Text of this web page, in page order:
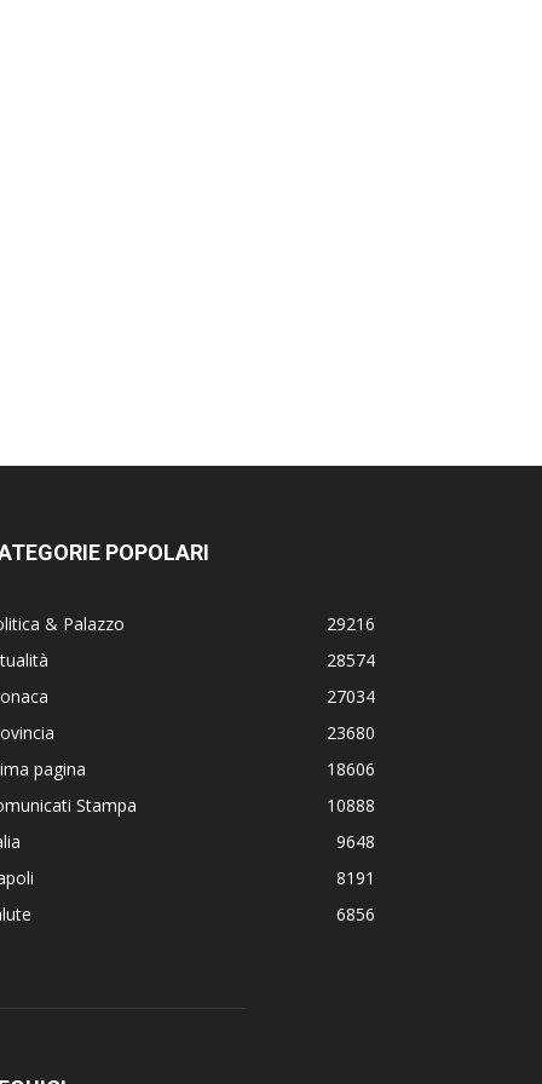
POPOLARI
& Palazzo
29216
28574
27034
23680
pagina
18606
Stampa
10888
9648
8191
6856